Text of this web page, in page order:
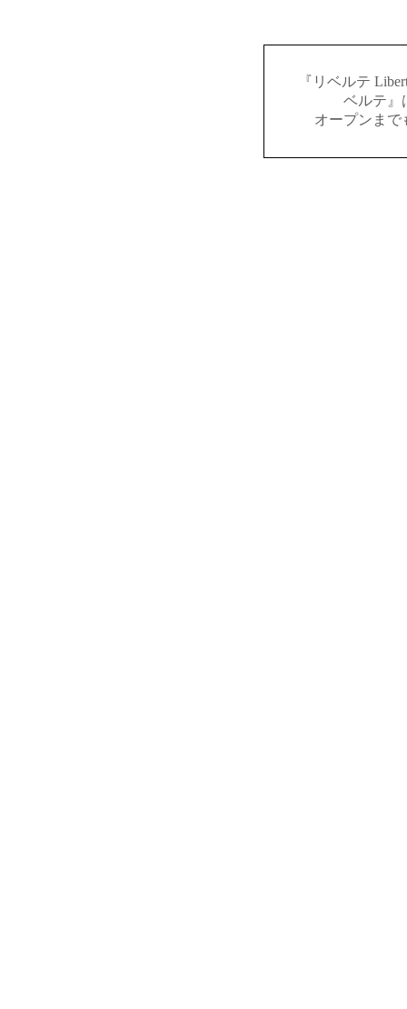
『リベルテ
ベルテ』
オープンまで